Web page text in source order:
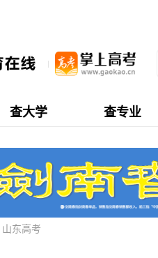
查大学 查专业
山东高考